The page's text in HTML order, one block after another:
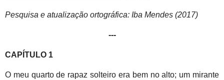
Pesquisa e atualização ortográfica: Iba Mendes (2017)
---
CAPÍTULO 1
O meu quarto de rapaz solteiro era bem no alto; um mirante